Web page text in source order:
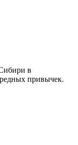
в
привычек.